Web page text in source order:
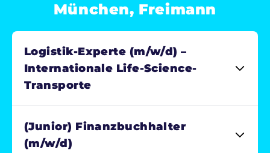
München, Freimann
Logistik-Experte (m/w/d) –
Internationale Life-Science-
Transporte
(Junior) Finanzbuchhalter
(m/w/d)